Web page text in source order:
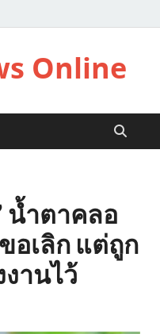
Online
น้ำตาคลอ
อเลิก แต่ถูก
านไว้